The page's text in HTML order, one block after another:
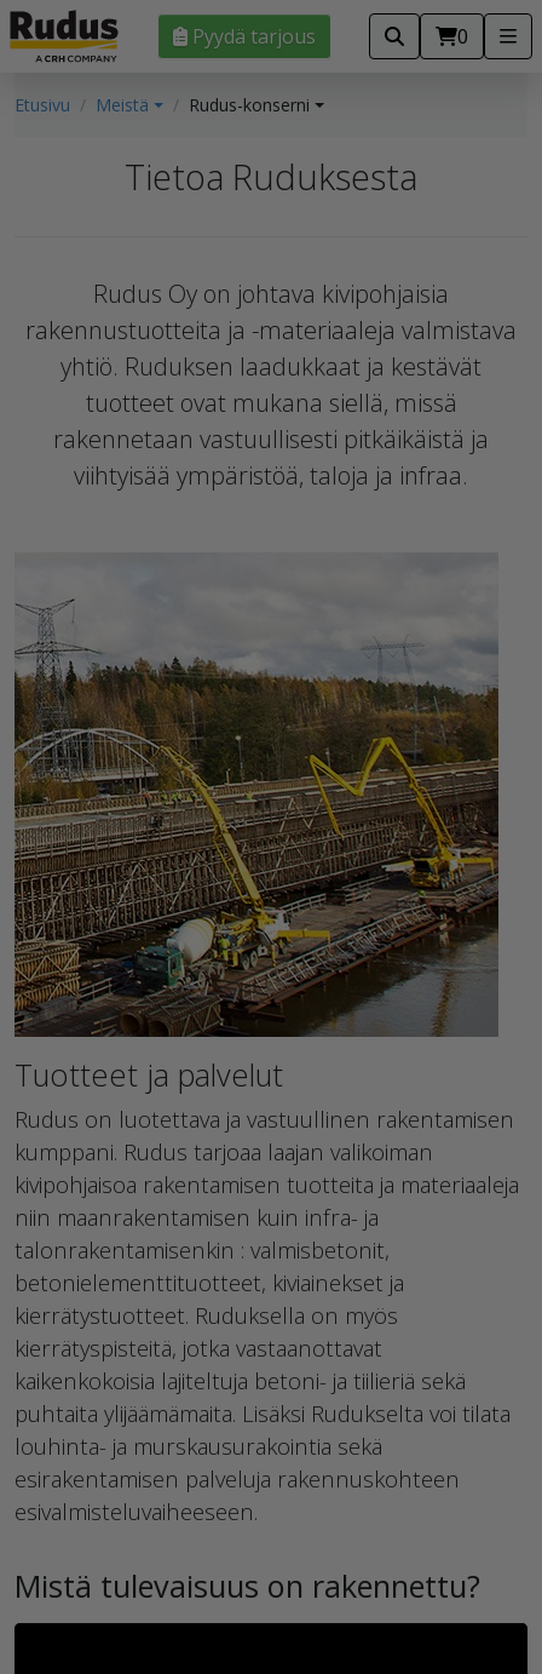
Pyydä tarjous 0
Etusivu Meistä Rudus-konserni
Tietoa Ruduksesta
Rudus Oy on johtava kivipohjaisia
rakennustuotteita ja -materiaaleja valmistava
yhtiö. Ruduksen laadukkaat ja kestävät
tuotteet ovat mukana siellä, missä
rakennetaan vastuullisesti pitkäikäistä ja
viihtyisää ympäristöä, taloja ja infraa.
Tuotteet ja palvelut
Rudus on luotettava ja vastuullinen rakentamisen
kumppani. Rudus tarjoaa laajan valikoiman
kivipohjaisoa rakentamisen tuotteita ja materiaaleja
niin maanrakentamisen kuin infra- ja
talonrakentamisenkin : valmisbetonit,
betonielementtituotteet, kiviainekset ja
kierrätystuotteet. Ruduksella on myös
kierrätyspisteitä, jotka vastaanottavat
kaikenkokoisia lajiteltuja betoni- ja tiilieriä sekä
puhtaita ylijäämämaita. Lisäksi Rudukselta voi tilata
louhinta- ja murskausurakointia sekä
esirakentamisen palveluja rakennuskohteen
esivalmisteluvaiheeseen.
Mistä tulevaisuus on rakennettu?